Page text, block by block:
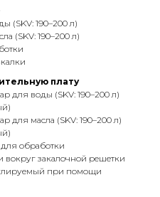
(SKV: 190–200 л)
(SKV: 190–200 л)
плату
для воды (SKV: 190–200 л)
для масла (SKV: 190–200 л)
обработки
закалочной решетки
при помощи